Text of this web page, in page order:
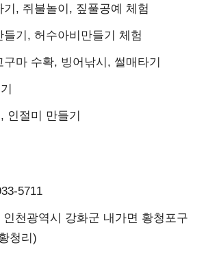
기, 쥐불놀이, 짚풀공예 체험
들기, 허수아비만들기 체험
구마 수확, 빙어낚시, 썰매타기
인절미 만들기
5711
인천광역시 강화군 내가면 황청포구
청리)